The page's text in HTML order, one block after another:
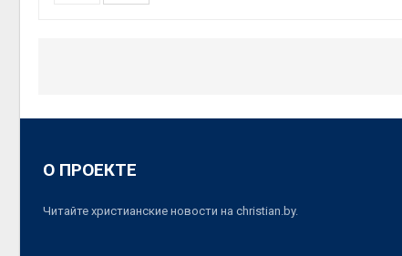
О ПРОЕКТЕ
Читайте христианские новости на christian.by.